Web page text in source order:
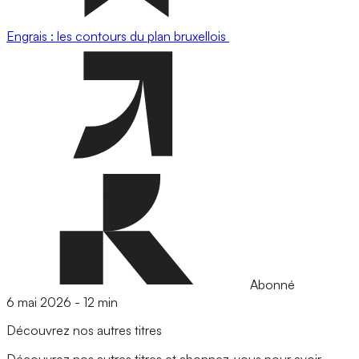
Engrais : les contours du plan bruxellois
Abonné
6 mai 2026 - 12 min
Découvrez nos autres titres